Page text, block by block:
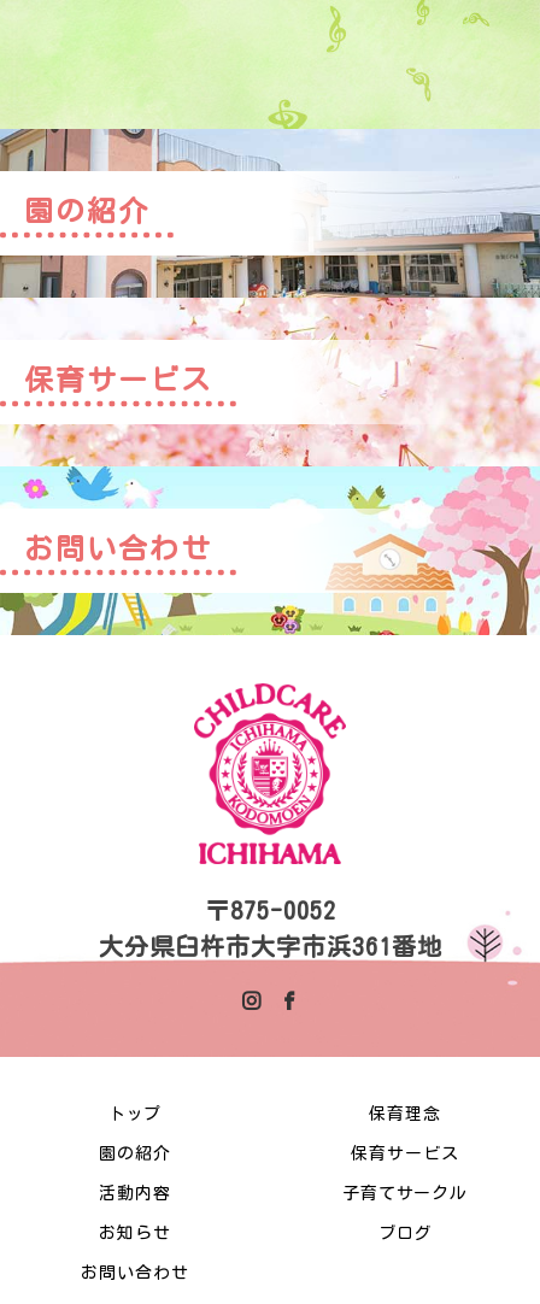
園の紹介
保育サービス
お問い合わせ
〒875-0052
大分県臼杵市大字市浜361番地
トップ 保育理念
園の紹介 保育サービス
活動内容 子育てサークル
お知らせ ブログ
お問い合わせ